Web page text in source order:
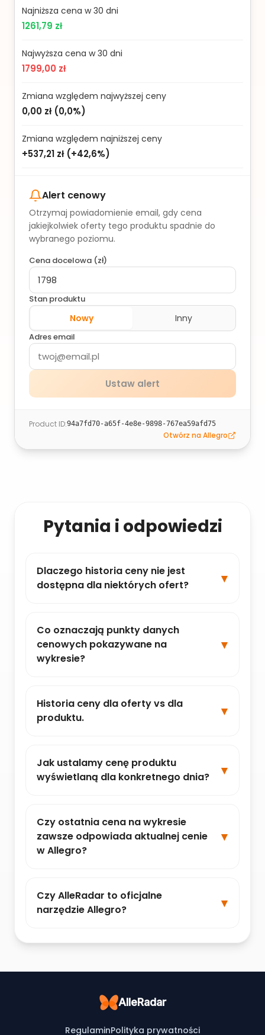
Najniższa cena w 30 dni
1261,79 zł
Najwyższa cena w 30 dni
1799,00 zł
Zmiana względem najwyższej ceny
0,00 zł(0,0%)
Zmiana względem najniższej ceny
+537,21 zł(+42,6%)
Alert cenowy
Otrzymaj powiadomienie email, gdy cena
jakiejkolwiek oferty tego produktu spadnie do
wybranego poziomu.
Cena docelowa (zł)
Stan produktu
Nowy Inny
Adres email
Ustaw alert
Product ID:94a7fd70-a65f-4e8e-9898-767ea59afd75
Otwórz na Allegro
Pytania i odpowiedzi
Dlaczego historia ceny nie jest
dostępna dla niektórych ofert?
Co oznaczają punkty danych
cenowych pokazywane na
wykresie?
Historia ceny dla oferty vs dla
produktu.
Jak ustalamy cenę produktu
wyświetlaną dla konkretnego dnia?
Czy ostatnia cena na wykresie
zawsze odpowiada aktualnej cenie
w Allegro?
Czy AlleRadar to oficjalne
narzędzie Allegro?
AlleRadar
RegulaminPolityka prywatności